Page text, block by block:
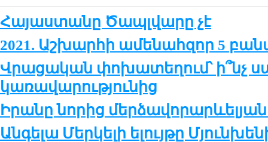
Հայաստանը Ծապլվարը չէ
2021. Աշխարհի ամենահզոր 5
Վրացական փոխատեղում՝ ի՞նչ
կառավարությունից
Իրանը նորից
Անգելա Մերկելի ելույթը